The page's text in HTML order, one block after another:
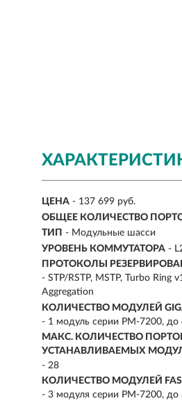
ЦЕНА - 137 699 руб.
ОБЩЕЕ КОЛИЧЕСТВО
ТИП - Модульные шасси
УРОВЕНЬ КОММУТАТОРА -
ПРОТОКОЛЫ
- STP/RSTP, MSTP, Turbo Ring
Aggregation
КОЛИЧЕСТВО МОДУЛЕЙ
- 1 модуль серии PM-7200, до
МАКС. КОЛИЧЕСТВО
УСТАНАВЛИВАЕМЫХ
- 28
КОЛИЧЕСТВО МОДУЛЕЙ FAST
- 3 модуля серии PM-7200, до